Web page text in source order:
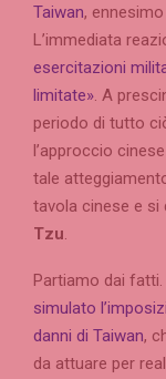
Taiwan,
L’immediata
esercitazioni
limitate». A
periodo di tutto
l’approccio
tale
tavola cinese e si
Tzu.
Partiamo dai fatti.
simulato
danni di Taiwan,
da attuare per